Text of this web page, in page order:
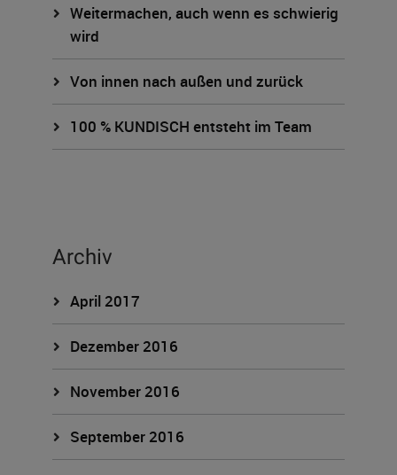
Weitermachen, auch wenn es schwierig
wird
Von innen nach außen und zurück
100 % KUNDISCH entsteht im Team
Archiv
April 2017
Dezember 2016
November 2016
September 2016